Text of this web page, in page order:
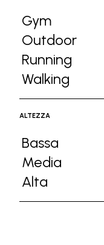
Gym
Refine by
Outdoor
Refine by
Running
Refine by
Walking
Refine by
ALTEZZA
Bassa
Refine by
Media
Refine by
Alta
Refine by